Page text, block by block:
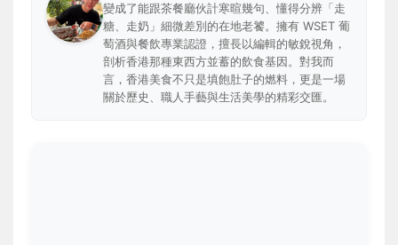
變成了能跟茶餐廳伙計寒暄幾句、懂得分辨「走
糖、走奶」細微差別的在地老饕。擁有 WSET 葡
萄酒與餐飲專業認證，擅長以編輯的敏銳視角，
剖析香港那種東西方並蓄的飲食基因。對我而
言，香港美食不只是填飽肚子的燃料，更是一場
關於歷史、職人手藝與生活美學的精彩交匯。